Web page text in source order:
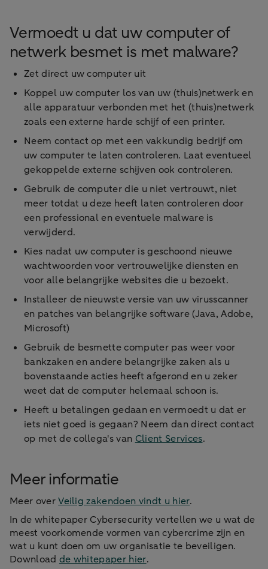
Vermoedt u dat uw computer of
netwerk besmet is met malware?
Zet direct uw computer uit
Koppel uw computer los van uw (thuis)netwerk en
alle apparatuur verbonden met het (thuis)netwerk
zoals een externe harde schijf of een printer.
Neem contact op met een vakkundig bedrijf om
uw computer te laten controleren. Laat eventueel
gekoppelde externe schijven ook controleren.
Gebruik de computer die u niet vertrouwt, niet
meer totdat u deze heeft laten controleren door
een professional en eventuele malware is
verwijderd.
Kies nadat uw computer is geschoond nieuwe
wachtwoorden voor vertrouwelijke diensten en
voor alle belangrijke websites die u bezoekt.
Installeer de nieuwste versie van uw virusscanner
en patches van belangrijke software (Java, Adobe,
Microsoft)
Gebruik de besmette computer pas weer voor
bankzaken en andere belangrijke zaken als u
bovenstaande acties heeft afgerond en u zeker
weet dat de computer helemaal schoon is.
Heeft u betalingen gedaan en vermoedt u dat er
iets niet goed is gegaan? Neem dan direct contact
op met de collega's van Client Services.
Meer informatie
Meer overVeilig zakendoen vindt u hier.
In de whitepaper Cybersecurity vertellen we u wat de
meest voorkomende vormen van cybercrime zijn en
wat u kunt doen om uw organisatie te beveiligen.
Download de whitepaper hier.